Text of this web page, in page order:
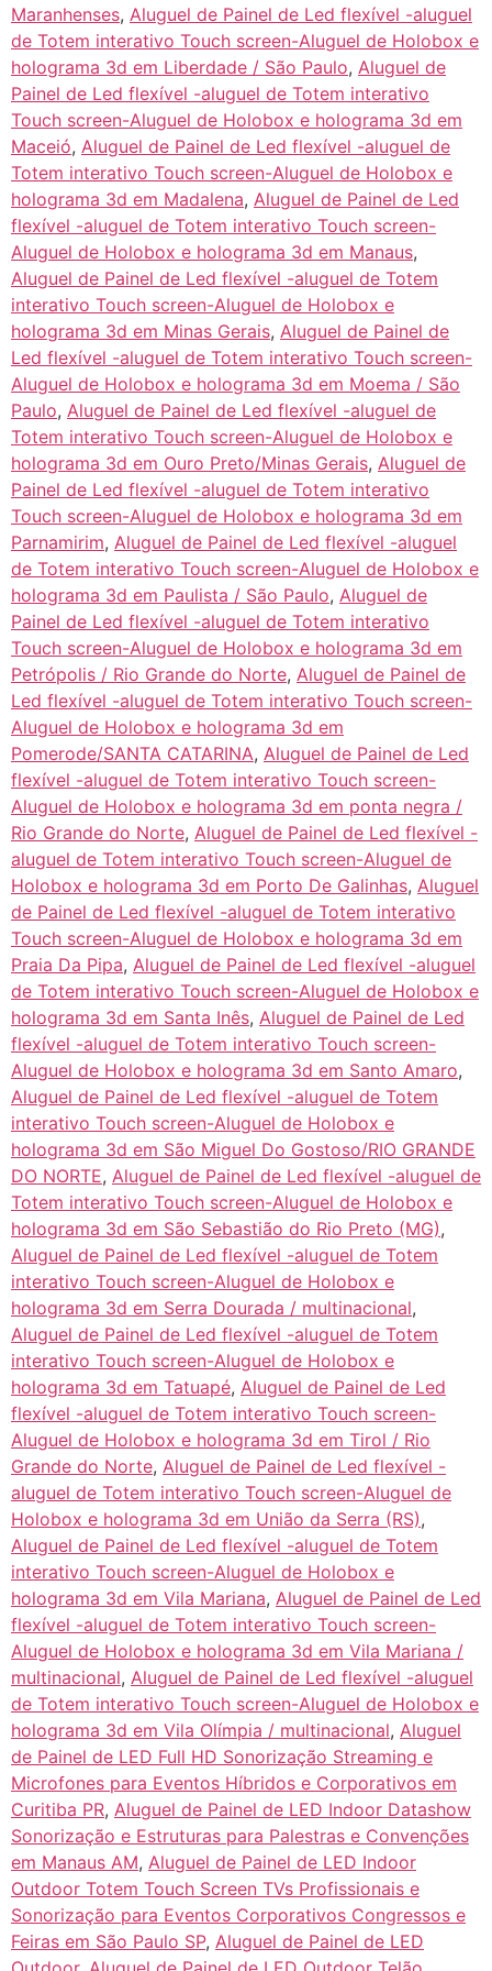
Maranhenses, Aluguel de Painel de Led flexível -aluguel
de Totem interativo Touch screen-Aluguel de Holobox e
holograma 3d em Liberdade / São Paulo, Aluguel de
Painel de Led flexível -aluguel de Totem interativo
Touch screen-Aluguel de Holobox e holograma 3d em
Maceió, Aluguel de Painel de Led flexível -aluguel de
Totem interativo Touch screen-Aluguel de Holobox e
holograma 3d em Madalena, Aluguel de Painel de Led
flexível -aluguel de Totem interativo Touch screen-
Aluguel de Holobox e holograma 3d em Manaus,
Aluguel de Painel de Led flexível -aluguel de Totem
interativo Touch screen-Aluguel de Holobox e
holograma 3d em Minas Gerais, Aluguel de Painel de
Led flexível -aluguel de Totem interativo Touch screen-
Aluguel de Holobox e holograma 3d em Moema / São
Paulo, Aluguel de Painel de Led flexível -aluguel de
Totem interativo Touch screen-Aluguel de Holobox e
holograma 3d em Ouro Preto/Minas Gerais, Aluguel de
Painel de Led flexível -aluguel de Totem interativo
Touch screen-Aluguel de Holobox e holograma 3d em
Parnamirim, Aluguel de Painel de Led flexível -aluguel
de Totem interativo Touch screen-Aluguel de Holobox e
holograma 3d em Paulista / São Paulo, Aluguel de
Painel de Led flexível -aluguel de Totem interativo
Touch screen-Aluguel de Holobox e holograma 3d em
Petrópolis / Rio Grande do Norte, Aluguel de Painel de
Led flexível -aluguel de Totem interativo Touch screen-
Aluguel de Holobox e holograma 3d em
Pomerode/SANTA CATARINA, Aluguel de Painel de Led
flexível -aluguel de Totem interativo Touch screen-
Aluguel de Holobox e holograma 3d em ponta negra /
Rio Grande do Norte, Aluguel de Painel de Led flexível -
aluguel de Totem interativo Touch screen-Aluguel de
Holobox e holograma 3d em Porto De Galinhas, Aluguel
de Painel de Led flexível -aluguel de Totem interativo
Touch screen-Aluguel de Holobox e holograma 3d em
Praia Da Pipa, Aluguel de Painel de Led flexível -aluguel
de Totem interativo Touch screen-Aluguel de Holobox e
holograma 3d em Santa Inês, Aluguel de Painel de Led
flexível -aluguel de Totem interativo Touch screen-
Aluguel de Holobox e holograma 3d em Santo Amaro,
Aluguel de Painel de Led flexível -aluguel de Totem
interativo Touch screen-Aluguel de Holobox e
holograma 3d em São Miguel Do Gostoso/RIO GRANDE
DO NORTE, Aluguel de Painel de Led flexível -aluguel de
Totem interativo Touch screen-Aluguel de Holobox e
holograma 3d em São Sebastião do Rio Preto (MG),
Aluguel de Painel de Led flexível -aluguel de Totem
interativo Touch screen-Aluguel de Holobox e
holograma 3d em Serra Dourada / multinacional,
Aluguel de Painel de Led flexível -aluguel de Totem
interativo Touch screen-Aluguel de Holobox e
holograma 3d em Tatuapé, Aluguel de Painel de Led
flexível -aluguel de Totem interativo Touch screen-
Aluguel de Holobox e holograma 3d em Tirol / Rio
Grande do Norte, Aluguel de Painel de Led flexível -
aluguel de Totem interativo Touch screen-Aluguel de
Holobox e holograma 3d em União da Serra (RS),
Aluguel de Painel de Led flexível -aluguel de Totem
interativo Touch screen-Aluguel de Holobox e
holograma 3d em Vila Mariana, Aluguel de Painel de Led
flexível -aluguel de Totem interativo Touch screen-
Aluguel de Holobox e holograma 3d em Vila Mariana /
multinacional, Aluguel de Painel de Led flexível -aluguel
de Totem interativo Touch screen-Aluguel de Holobox e
holograma 3d em Vila Olímpia / multinacional, Aluguel
de Painel de LED Full HD Sonorização Streaming e
Microfones para Eventos Híbridos e Corporativos em
Curitiba PR, Aluguel de Painel de LED Indoor Datashow
Sonorização e Estruturas para Palestras e Convenções
em Manaus AM, Aluguel de Painel de LED Indoor
Outdoor Totem Touch Screen TVs Profissionais e
Sonorização para Eventos Corporativos Congressos e
Feiras em São Paulo SP, Aluguel de Painel de LED